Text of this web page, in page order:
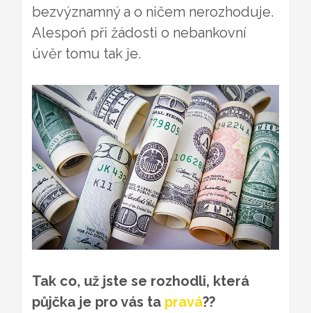
bezvýznamný a o ničem nerozhoduje.
Alespoň při žádosti o nebankovní
úvěr tomu tak je.
Tak co, už jste se rozhodli, která
půjčka je pro vás ta pravá??